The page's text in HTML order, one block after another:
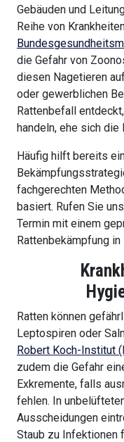
Gebäuden und
Reihe von
die Gefahr von
diesen Nagetieren
oder gewerblichen
Rattenbefall
handeln, ehe sich
Häufig hilft bereits
fachgerechten
basiert. Rufen Sie
Termin mit einem
Rattenbekämpfung
Ratten können
Leptospiren oder
Robert Koch-Institut
zudem die Gefahr
Exkremente, falls
fehlen. In
Ausscheidungen
Staub zu Infektionen